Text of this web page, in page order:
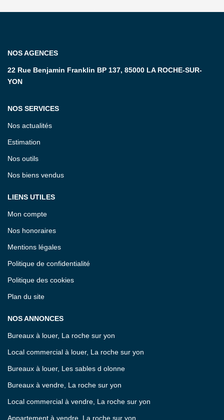
NOS AGENCES
22 Rue Benjamin Franklin BP 137, 85000 LA ROCHE-SUR-
YON
NOS SERVICES
Nos actualités
Estimation
Nos outils
Nos biens vendus
LIENS UTILES
Mon compte
Nos honoraires
Mentions légales
Politique de confidentialité
Politique des cookies
Plan du site
NOS ANNONCES
Bureaux à louer, La roche sur yon
Local commercial à louer, La roche sur yon
Bureaux à louer, Les sables d olonne
Bureaux à vendre, La roche sur yon
Local commercial à vendre, La roche sur yon
Appartement à vendre, La roche sur yon